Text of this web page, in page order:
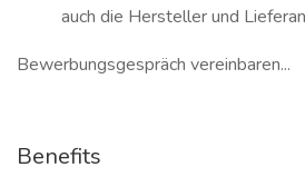
auch die Hersteller und
Bewerbungsgespräch vereinbaren...
Benefits